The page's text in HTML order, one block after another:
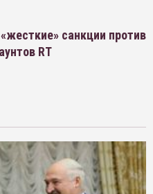
санкции против
RT